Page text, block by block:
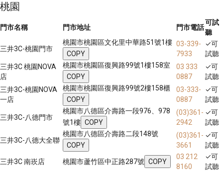
桃園
門市名稱 門市地址 門市電話
可試
聽
三井3C-桃園門市
桃園市桃園區文化里中華路51號1樓
COPY
03-339-
7933
✓可
試聽
三井3C 桃園NOVA
店
桃園市桃園區復興路99號1樓158室
COPY
03 333
0887
✓可
試聽
三井3C-桃園NOVA
一店
桃園市桃園區復興路99號2樓158櫃
COPY
03-333-
0887
✓可
試聽
三井3C-八德門市
桃園市八德區介壽路一段976、978
號1樓 COPY
(03)361-
2942
✓可
試聽
三井3C-八德大全聯
桃園市八德區介壽路二段148號
COPY
(03)361-
3661
✓可
試聽
三井3C 南崁店 桃園市蘆竹區中正路287號 COPY
03 212
8160
✓可
試聽